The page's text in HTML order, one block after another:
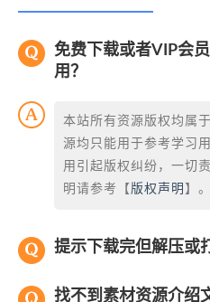
免费下载或者VIP会
用？
本站所有资源版权均属
源均只能用于参考学习
用引起版权纠纷，一切
明请参考【 版权声明 】。
提示下载完但解压或
找不到素材资源介绍